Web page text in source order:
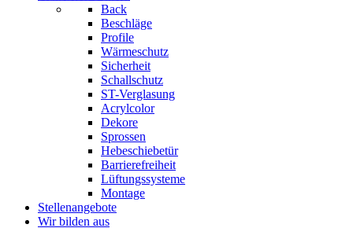
Back
Beschläge
Profile
Wärmeschutz
Sicherheit
Schallschutz
ST-Verglasung
Acrylcolor
Dekore
Sprossen
Hebeschiebetür
Barrierefreiheit
Lüftungssysteme
Montage
Stellenangebote
Wir bilden aus